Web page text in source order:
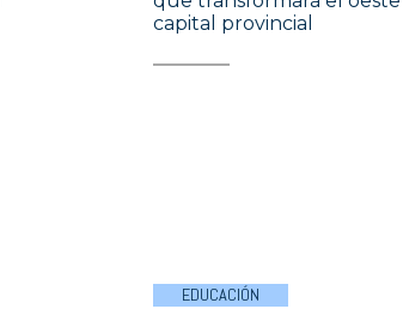
capital provincial
EDUCACIÓN